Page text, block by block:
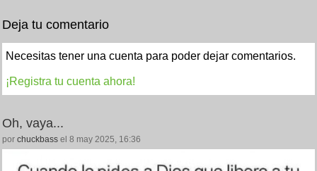
Deja tu comentario
Necesitas tener una cuenta para poder dejar comentarios.
¡Registra tu cuenta ahora!
Oh, vaya...
por chuckbass el 8 may 2025, 16:36